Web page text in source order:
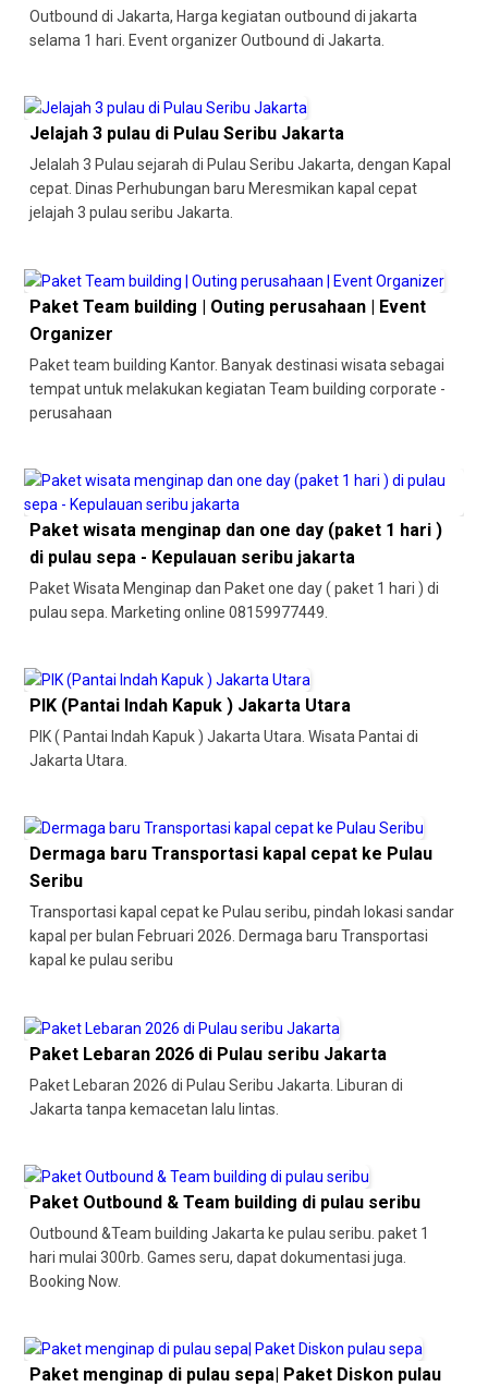
Outbound di Jakarta, Harga kegiatan outbound di jakarta
selama 1 hari. Event organizer Outbound di Jakarta.
Jelajah 3 pulau di Pulau Seribu Jakarta
Jelalah 3 Pulau sejarah di Pulau Seribu Jakarta, dengan Kapal
cepat. Dinas Perhubungan baru Meresmikan kapal cepat
jelajah 3 pulau seribu Jakarta.
Paket Team building | Outing perusahaan | Event
Organizer
Paket team building Kantor. Banyak destinasi wisata sebagai
tempat untuk melakukan kegiatan Team building corporate -
perusahaan
Paket wisata menginap dan one day (paket 1 hari )
di pulau sepa - Kepulauan seribu jakarta
Paket Wisata Menginap dan Paket one day ( paket 1 hari ) di
pulau sepa. Marketing online 08159977449.
PIK (Pantai Indah Kapuk ) Jakarta Utara
PIK ( Pantai Indah Kapuk ) Jakarta Utara. Wisata Pantai di
Jakarta Utara.
Dermaga baru Transportasi kapal cepat ke Pulau
Seribu
Transportasi kapal cepat ke Pulau seribu, pindah lokasi sandar
kapal per bulan Februari 2026. Dermaga baru Transportasi
kapal ke pulau seribu
Paket Lebaran 2026 di Pulau seribu Jakarta
Paket Lebaran 2026 di Pulau Seribu Jakarta. Liburan di
Jakarta tanpa kemacetan lalu lintas.
Paket Outbound & Team building di pulau seribu
Outbound &Team building Jakarta ke pulau seribu. paket 1
hari mulai 300rb. Games seru, dapat dokumentasi juga.
Booking Now.
Paket menginap di pulau sepa| Paket Diskon pulau